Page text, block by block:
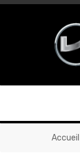
Accueil